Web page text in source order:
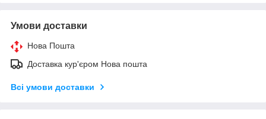
Умови доставки
Нова Пошта
Доставка кур'єром Нова пошта
Всі умови доставки